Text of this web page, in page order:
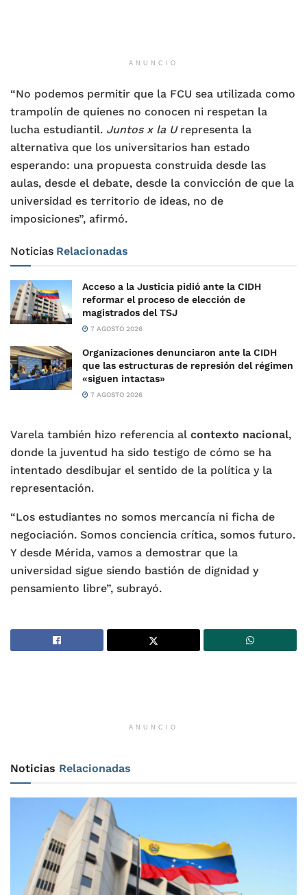
ANUNCIO
“No podemos permitir que la FCU sea utilizada como
trampolín de quienes no conocen ni respetan la
lucha estudiantil. Juntos x la Urepresenta la
alternativa que los universitarios han estado
esperando: una propuesta construida desde las
aulas, desde el debate, desde la convicción de que la
universidad es territorio de ideas, no de
imposiciones”, afirmó.
Noticias Relacionadas
Acceso a la Justicia pidió ante la CIDH
reformar el proceso de elección de
magistrados del TSJ
7 AGOSTO 2026
Organizaciones denunciaron ante la CIDH
que las estructuras de represión del régimen
«siguen intactas»
7 AGOSTO 2026
Varela también hizo referencia al contexto nacional,
donde la juventud ha sido testigo de cómo se ha
intentado desdibujar el sentido de la política y la
representación.
“Los estudiantes no somos mercancía ni ficha de
negociación. Somos conciencia crítica, somos futuro.
Y desde Mérida, vamos a demostrar que la
universidad sigue siendo bastión de dignidad y
pensamiento libre”, subrayó.
ANUNCIO
Noticias Relacionadas